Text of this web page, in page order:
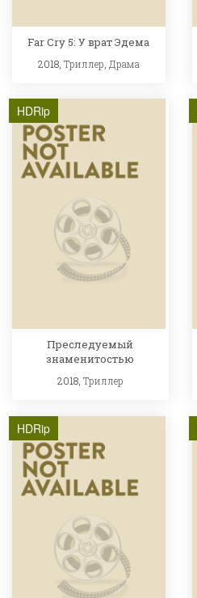
Far Cry 5: У врат Эдема
2018, Триллер Драма
HDRip
Преследуемый
знаменитостью
2018, Триллер
HDRip